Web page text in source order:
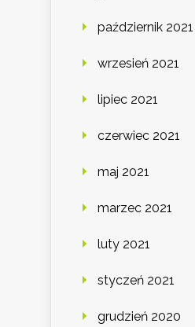
październik 2021
wrzesień 2021
lipiec 2021
czerwiec 2021
maj 2021
marzec 2021
luty 2021
styczeń 2021
grudzień 2020